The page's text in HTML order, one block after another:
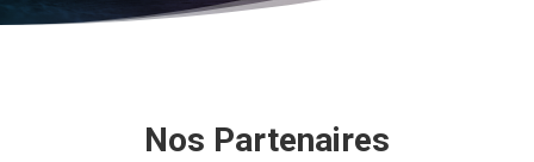
Nos Partenaires